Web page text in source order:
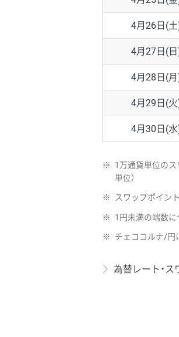
4月26日(
4月27日(
4月28日(
4月29日(
4月30日(
※
1万通貨単位の
単位）
※ スワップポイン
※ 1円未満の端数に
※ チェココルナ/円
為替レート・